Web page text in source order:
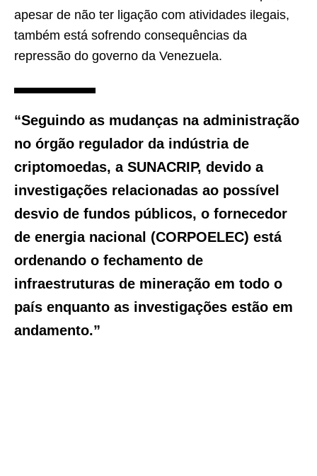
apesar de não ter ligação com atividades ilegais,
também está sofrendo consequências da
repressão do governo da Venezuela.
“Seguindo as mudanças na administração
no órgão regulador da indústria de
criptomoedas, a SUNACRIP, devido a
investigações relacionadas ao possível
desvio de fundos públicos, o fornecedor
de energia nacional (CORPOELEC) está
ordenando o fechamento de
infraestruturas de mineração em todo o
país enquanto as investigações estão em
andamento.”